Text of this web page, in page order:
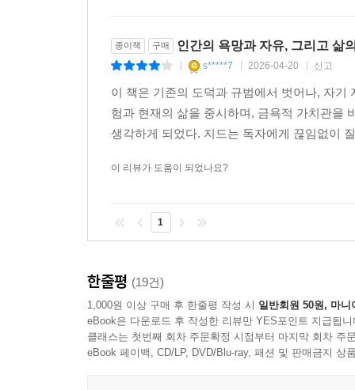
종이책 구매 인간의 욕망과 자유, 그리고 삶
s*****7 2026-04-20 신고
이 책은 기존의 도덕과 규범에서 벗어나, 자
험과 현재의 삶을 중시하며, 금욕적 가치관을
생각하게 되었다. 지드는 독자에게 끊임없이
이 리뷰가 도움이 되었나요?
1
한줄평 (19건)
1,000원 이상 구매 후 한줄평 작성 시 일반회원 50원, 마니
eBook은 다운로드 후 작성한 리뷰만 YES포인트 지급됩니
클래스는 첫번째 회차 주문확정 시점부터 마지막 회차 주
eBook 페이백, CD/LP, DVD/Blu-ray, 패션 및 판매금지 상